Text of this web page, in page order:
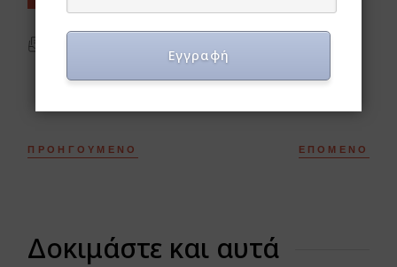
ΠΡΟΗΓΟΎΜΕΝΟ ΕΠΌΜΕΝΟ
Δοκιμάστε και αυτά
Εγγραφή